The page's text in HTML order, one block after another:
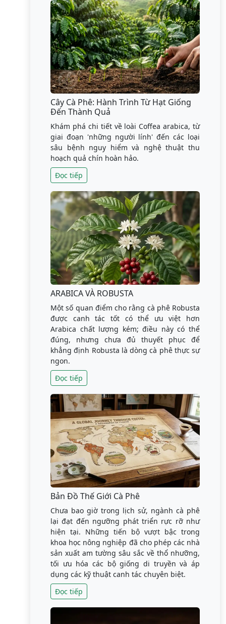
Cây Cà Phê: Hành Trình Từ Hạt Giống
Đến Thành Quả
Khám phá chi tiết về loài Coffea arabica, từ
giai đoạn 'những người lính' đến các loại
sâu bệnh nguy hiểm và nghệ thuật thu
hoạch quả chín hoàn hảo.
Đọc tiếp
ARABICA VÀ ROBUSTA
Một số quan điểm cho rằng cà phê Robusta
được canh tác tốt có thể ưu việt hơn
Arabica chất lượng kém; điều này có thể
đúng, nhưng chưa đủ thuyết phục để
khẳng định Robusta là dòng cà phê thực sự
ngon.
Đọc tiếp
Bản Đồ Thế Giới Cà Phê
Chưa bao giờ trong lịch sử, ngành cà phê
lại đạt đến ngưỡng phát triển rực rỡ như
hiện tại. Những tiến bộ vượt bậc trong
khoa học nông nghiệp đã cho phép các nhà
sản xuất am tường sâu sắc về thổ nhưỡng,
tối ưu hóa các bộ giống di truyền và áp
dụng các kỹ thuật canh tác chuyên biệt.
Đọc tiếp